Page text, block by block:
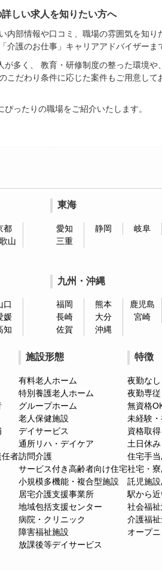
しい求人を知りたい方へ
部情報や口コミ、職場の雰囲気を知
護のお仕事」キャリアアドバイザーま
多く、 教育・研修制度の整った環境
だわり条件に応じた案件もご用意し
ったりの職場をご紹介いたします。
都
山
東海
愛知 静岡
岐阜
三重
口
媛
知
九州・沖縄
福岡 熊本
鹿児島
長崎
大分
宮崎
佐賀
沖縄
任者
施設形態
有料老人ホーム
特別養護老人ホーム
グループホーム
老人保健施設
デイサービス
通所リハ・デイケア
訪問介護
サービス付き高齢者向け住宅
小規模多機能・複合型施設
居宅介護支援事業所
地域包括支援センター
病院・クリニック
障害福祉施設
放課後等デイサービス
特徴
夜勤なし
夜勤専従
無資格
未経験
資格取
土日休み
住宅手当
社宅・寮
託児施設
駅から
社会福祉
介護福
オープ